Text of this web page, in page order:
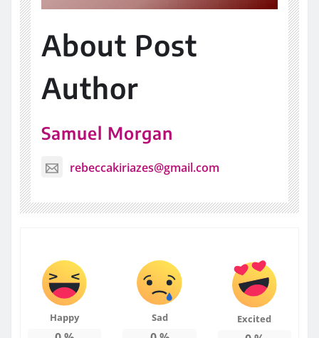
About Post
Author
Samuel Morgan
rebeccakiriazes@gmail.com
Happy Sad Excited